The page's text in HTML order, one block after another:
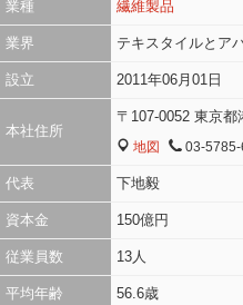
業種 繊維製品
業界 テキスタイルとア
設立 2011年06月01日
本社住所
〒107-0052 東京
MAP
地図 TEL
03-5785-
代表 下地毅
資本金 150億円
従業員数 13人
平均年齢 56.6歳